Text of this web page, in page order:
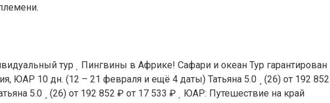
тур
Пингвины в Африке! Сафари и океан Тур гарантирован
ЮАР 10 дн. (12 – 21 февраля и ещё 4 даты) Татьяна 5.0 (26) от 192 852
5.0 (26) от 192 852 ₽ от 17 533 ₽
ЮАР: Путешествие на край